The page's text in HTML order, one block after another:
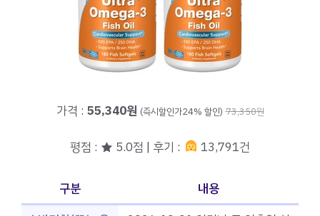
가격 : 55,340원 (즉시할인가24% 할인) 73,350원
평점 : ★ 5.0점 | 후기 : 13,791건
구분
내용